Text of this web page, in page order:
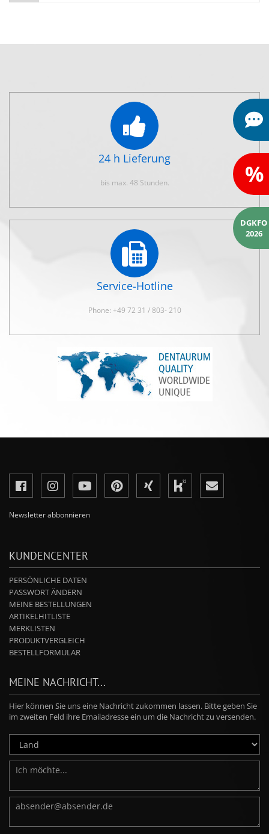
24 h Lieferung
bis max. 48 Stunden.
Service-Hotline
Phone: +49 72 31 / 803- 210
Newsletter abbonnieren
KUNDENCENTER
PERSÖNLICHE DATEN
PASSWORT ÄNDERN
MEINE BESTELLUNGEN
ARTIKELHITLISTE
MERKLISTEN
PRODUKTVERGLEICH
BESTELLFORMULAR
MEINE NACHRICHT...
Hier können Sie uns eine Nachricht zukommen lassen. Bitte geben Sie
im zweiten Feld ihre Emailadresse ein um die Nachricht zu versenden.
%
DGKFO
2026